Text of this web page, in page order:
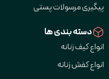
پیگیری مرسولات پستی
دسته بندی ها
انواع کیف زنانه
انواع کفش زنانه